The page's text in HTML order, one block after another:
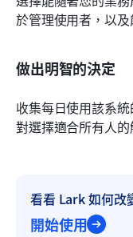
於管理使用者，以
做出明智的決定
收集每日使用該系
對選擇適合所有人
看看 Lark 如何改
開始使用